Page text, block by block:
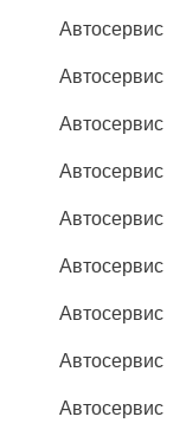
Автосервис
Автосервис
Автосервис
Автосервис
Автосервис
Автосервис
Автосервис
Автосервис
Автосервис